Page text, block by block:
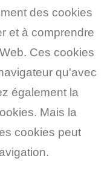
des cookies
et à comprendre
Ces cookies
qu'avec
également la
Mais la
cookies peut